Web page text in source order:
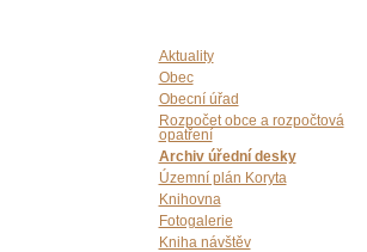
Aktuality
Obec
Obecní úřad
Rozpočet obce a rozpočtová
opatření
Archiv úřední desky
Územní plán Koryta
Knihovna
Fotogalerie
Kniha návštěv